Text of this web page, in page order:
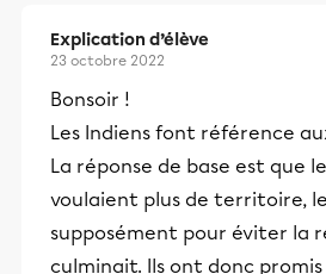
Explication d’élève
23 octobre 2022
Bonsoir !
Les Indiens font référence
La réponse de base est que
voulaient plus de territoire,
supposément pour éviter la
culminait. Ils ont donc promis